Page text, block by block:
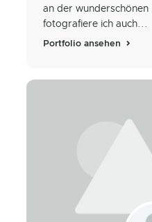
an der
fotografiere ich auch...
Portfolio ansehen